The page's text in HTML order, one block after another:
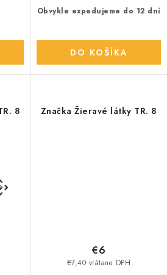
Obvykle expedujeme do 12 dní
DO KOŠÍKA
8 Značka Žieravé látky TR. 8
€7,40 vrátane DPH
€6